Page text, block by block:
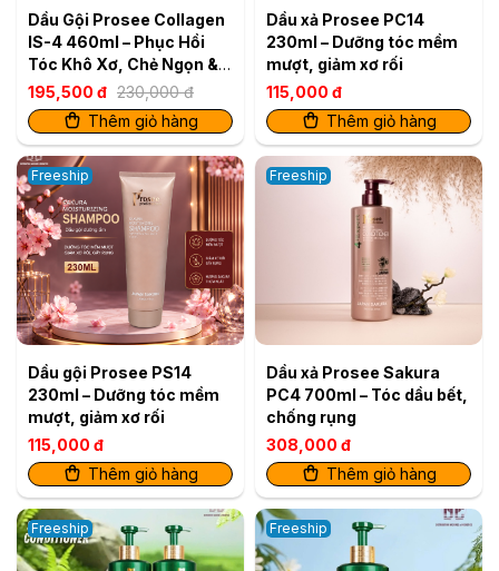
Dầu Gội Prosee Collagen
IS-4 460ml – Phục Hồi
Tóc Khô Xơ, Chẻ Ngọn &
Gãy Rụng
195,500 đ 230,000 đ
Thêm giỏ hàng
Dầu xả Prosee PC14
230ml – Dưỡng tóc mềm
mượt, giảm xơ rối
115,000 đ
Thêm giỏ hàng
Freeship
Dầu gội Prosee PS14
230ml – Dưỡng tóc mềm
mượt, giảm xơ rối
115,000 đ
Thêm giỏ hàng
Freeship
Dầu xả Prosee Sakura
PC4 700ml – Tóc dầu bết,
chống rụng
308,000 đ
Thêm giỏ hàng
Freeship Freeship